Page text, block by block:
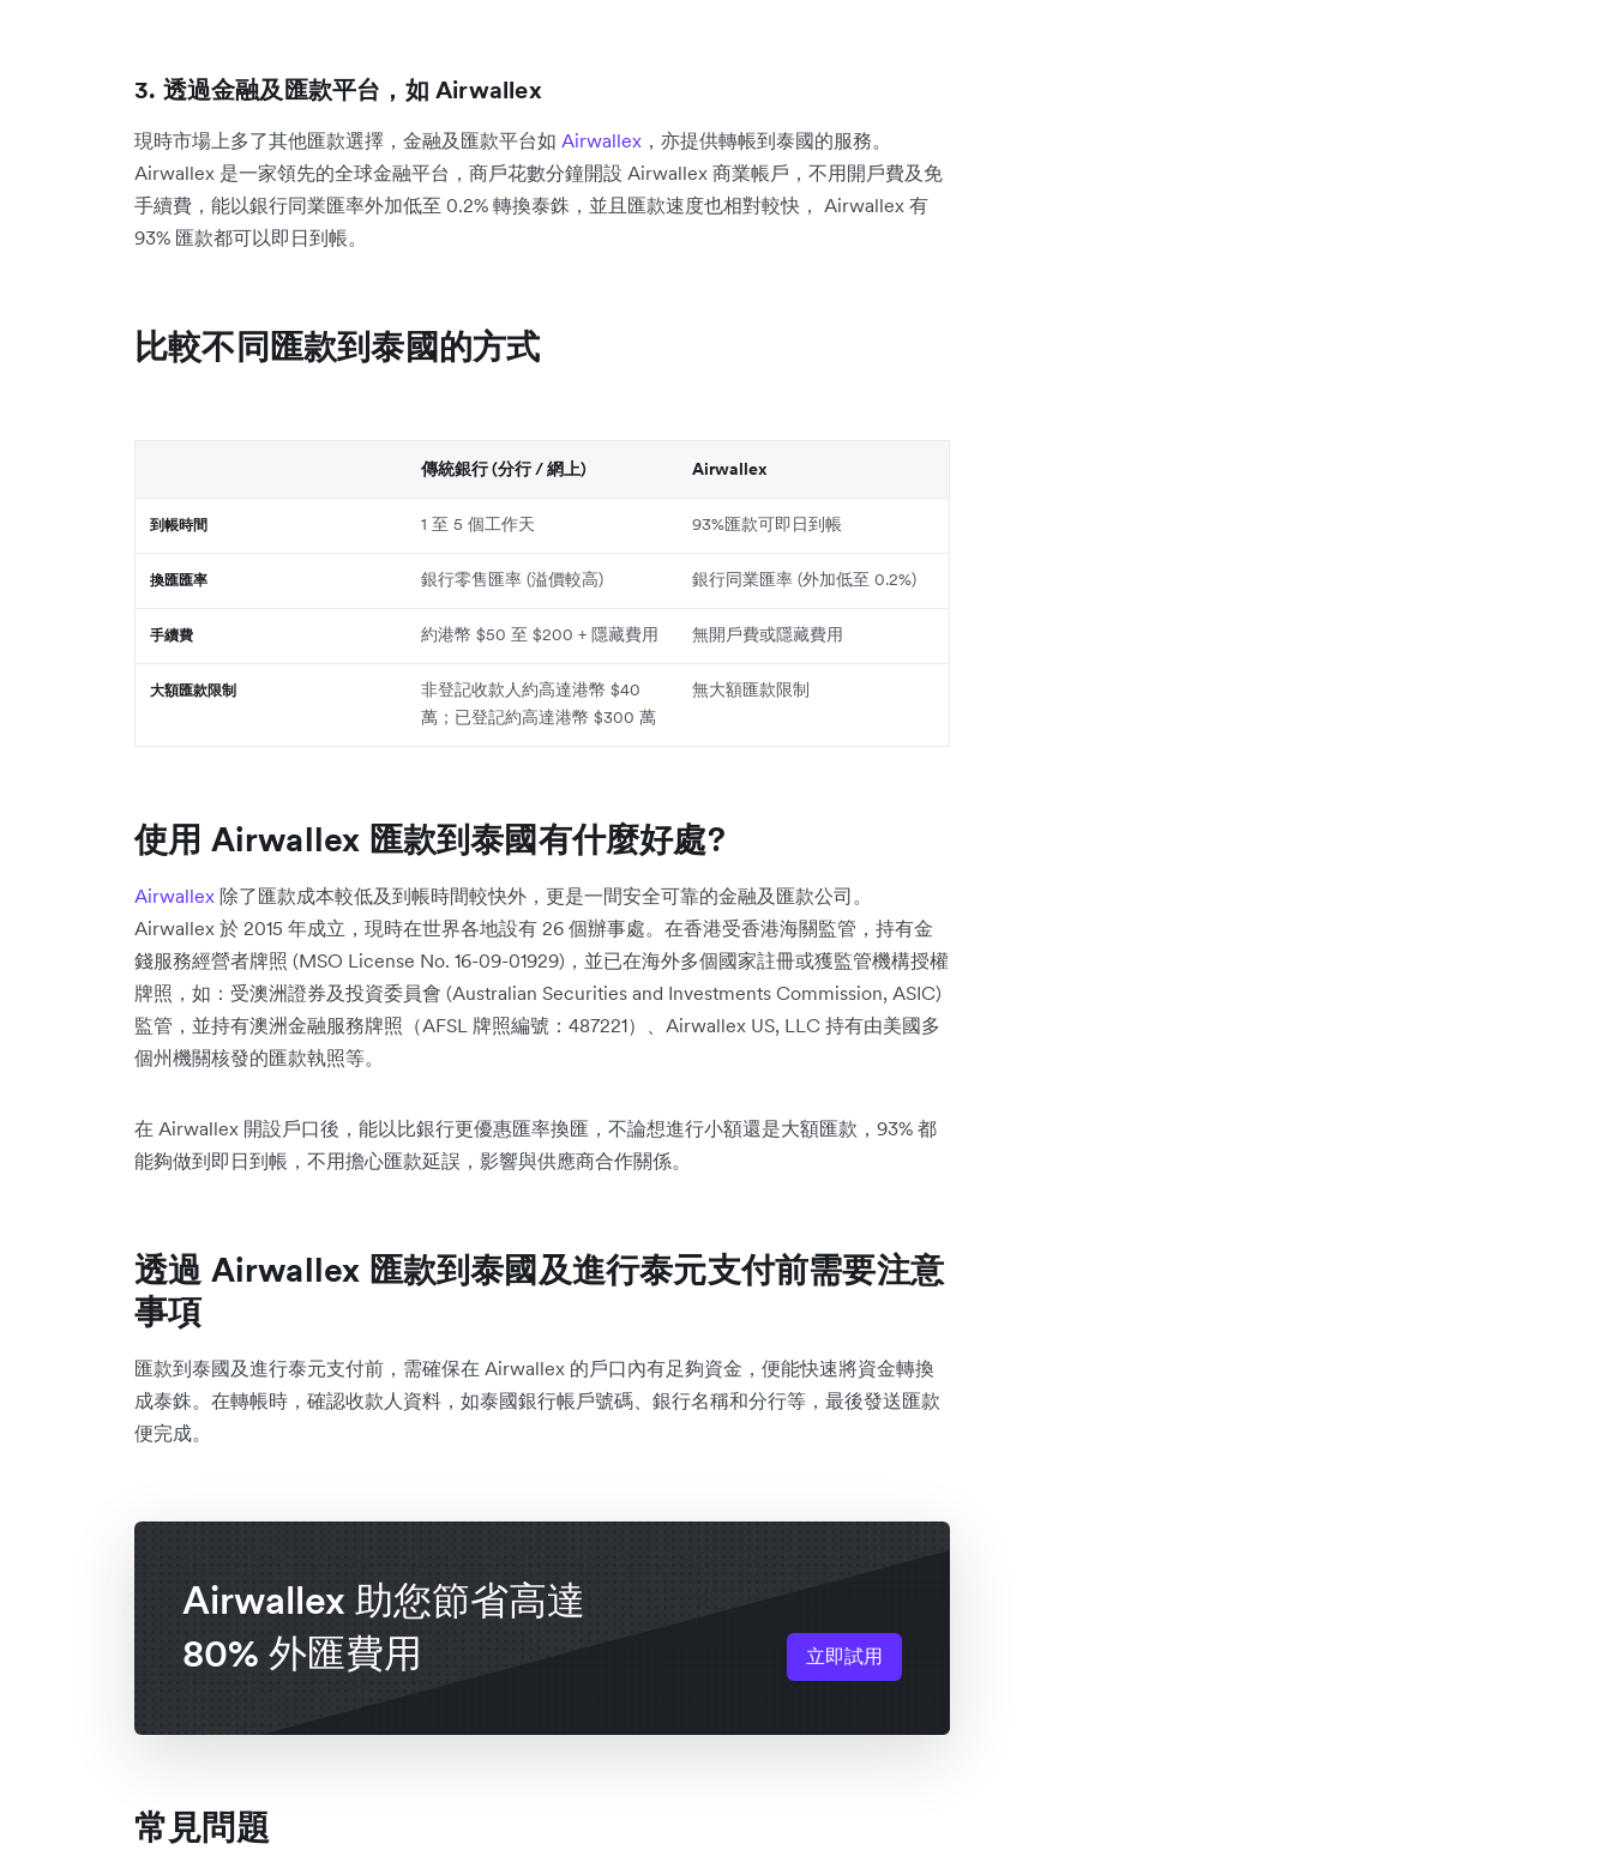
3. 透過金融及匯款平台，如 Airwallex
現時市場上多了其他匯款選擇，金融及匯款平台如 Airwallex ，亦提供轉帳到泰國的服務。
Airwallex 是一家領先的全球金融平台，商戶花數分鐘開設 Airwallex 商業帳戶，不用開戶費及免
手續費，能以銀行同業匯率外加低至 0.2% 轉換泰銖，並且匯款速度也相對較快， Airwallex 有
93% 匯款都可以即日到帳。
比較不同匯款到泰國的方式
傳統銀行 (分行 / 網上) Airwallex
到帳時間 1 至 5 個工作天 93%匯款可即日到帳
換匯匯率 銀行零售匯率 (溢價較高) 銀行同業匯率 (外加低至 0.2%)
手續費 約港幣 $50 至 $200 + 隱藏費用 無開戶費或隱藏費用
大額匯款限制
非登記收款人約高達港幣 $40
萬；已登記約高達港幣 $300 萬
無大額匯款限制
使用 Airwallex 匯款到泰國有什麼好處?
Airwallex 除了匯款成本較低及到帳時間較快外，更是一間安全可靠的金融及匯款公司。
Airwallex 於 2015 年成立，現時在世界各地設有 26 個辦事處。在香港受香港海關監管，持有金
錢服務經營者牌照 (MSO License No. 16-09-01929)，並已在海外多個國家註冊或獲監管機構授權
牌照，如：受澳洲證券及投資委員會 (Australian Securities and Investments Commission, ASIC)
監管，並持有澳洲金融服務牌照（AFSL 牌照編號：487221）、Airwallex US, LLC 持有由美國多
個州機關核發的匯款執照等。
在 Airwallex 開設戶口後，能以比銀行更優惠匯率換匯，不論想進行小額還是大額匯款，93% 都
能夠做到即日到帳，不用擔心匯款延誤，影響與供應商合作關係。
透過 Airwallex 匯款到泰國及進行泰元支付前需要注意
事項
匯款到泰國及進行泰元支付前，需確保在 Airwallex 的戶口內有足夠資金，便能快速將資金轉換
成泰銖。在轉帳時，確認收款人資料，如泰國銀行帳戶號碼、銀行名稱和分行等，最後發送匯款
便完成。
Airwallex 助您節省高達
80% 外匯費用
立即試用
常見問題